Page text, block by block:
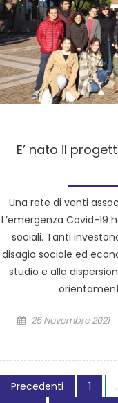
E’ nato il
Una rete di venti
L’emergenza Covid-
sociali. Tanti
disagio sociale ed
studio e alla
25 Novembre 2021
Precedenti 1